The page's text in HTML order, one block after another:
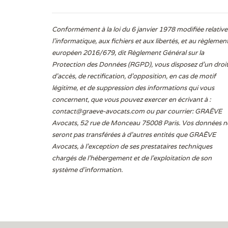
Conformément à la loi du 6 janvier 1978 modifiée
l'informatique, aux fichiers et aux libertés, et au
européen 2016/679, dit Règlement Général sur la
Protection des Données (RGPD), vous disposez d’un droit
d’accès, de rectification, d’opposition, en cas de motif
légitime, et de suppression des informations qui vous
concernent, que vous pouvez exercer en écrivant à :
contact@graeve-avocats.com ou par courrier: GRAËVE
Avocats, 52 rue de Monceau 75008 Paris. Vos données
seront pas transférées à d’autres entités que GRAËVE
Avocats, à l’exception de ses prestataires techniques
chargés de l’hébergement et de l’exploitation de son
système d’information.